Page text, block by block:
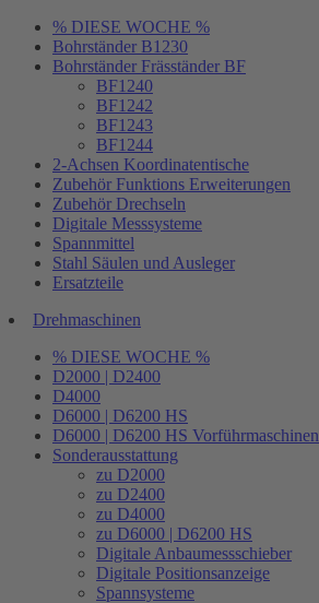
% DIESE WOCHE %
Bohrständer B1230
Bohrständer Fräsständer BF
BF1240
BF1242
BF1243
BF1244
2-Achsen Koordinatentische
Zubehör Funktions Erweiterungen
Zubehör Drechseln
Digitale Messsysteme
Spannmittel
Stahl Säulen und Ausleger
Ersatzteile
Drehmaschinen
% DIESE WOCHE %
D2000 | D2400
D4000
D6000 | D6200 HS
D6000 | D6200 HS Vorführmaschinen
Sonderausstattung
zu D2000
zu D2400
zu D4000
zu D6000 | D6200 HS
Digitale Anbaumessschieber
Digitale Positionsanzeige
Spannsysteme